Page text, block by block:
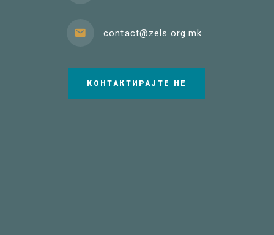
contact@zels.org.mk
КОНТАКТИРАЈТЕ НЕ